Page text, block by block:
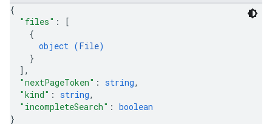
{
"files" :
[
{
object (File)
}
] ,
"nextPageToken" : string,
"kind" : string,
"incompleteSearch" : boolean
}